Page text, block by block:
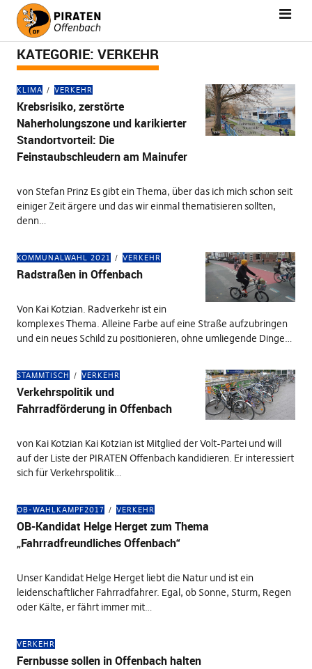
KATEGORIE: VERKEHR
KLIMA VERKEHR
Krebsrisiko, zerstörte
Naherholungszone und karikierter
Standortvorteil: Die
Feinstaubschleudern am Mainufer
von Stefan Prinz Es gibt ein Thema, über das ich mich schon seit
einiger Zeit ärgere und das wir einmal thematisieren sollten,
denn…
KOMMUNALWAHL 2021 VERKEHR
Radstraßen in Offenbach
Von Kai Kotzian. Radverkehr ist ein
komplexes Thema. Alleine Farbe auf eine Straße aufzubringen
und ein neues Schild zu positionieren, ohne umliegende Dinge…
STAMMTISCH VERKEHR
Verkehrspolitik und
Fahrradförderung in Offenbach
von Kai Kotzian Kai Kotzian ist Mitglied der Volt-Partei und will
auf der Liste der PIRATEN Offenbach kandidieren. Er interessiert
sich für Verkehrspolitik…
OB-WAHLKAMPF2017 VERKEHR
OB-Kandidat Helge Herget zum Thema
„Fahrradfreundliches Offenbach“
Unser Kandidat Helge Herget liebt die Natur und ist ein
leidenschaftlicher Fahrradfahrer. Egal, ob Sonne, Sturm, Regen
oder Kälte, er fährt immer mit…
VERKEHR
Fernbusse sollen in Offenbach halten